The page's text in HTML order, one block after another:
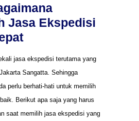
Jasa Ekspedisi
jasa ekspedisi terutama yang
Sangatta. Sehingga
perlu berhati-hati untuk memilih
Berikut apa saja yang harus
saat memilih jasa ekspedisi yang